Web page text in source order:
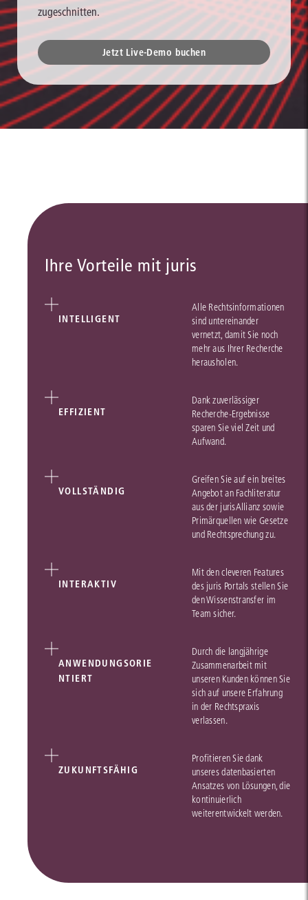
zugeschnitten.
Jetzt Live-Demo buchen
Ihre Vorteile mit juris
INTELLIGENT
Alle Rechtsinformationen
sind untereinander
vernetzt, damit Sie noch
mehr aus Ihrer Recherche
herausholen.
EFFIZIENT
Dank zuverlässiger
Recherche-Ergebnisse
sparen Sie viel Zeit und
Aufwand.
VOLLSTÄNDIG
Greifen Sie auf ein breites
Angebot an Fachliteratur
aus der jurisAllianz sowie
Primärquellen wie Gesetze
und Rechtsprechung zu.
INTERAKTIV
Mit den cleveren Features
des juris Portals stellen Sie
den Wissenstransfer im
Team sicher.
ANWENDUNGSORIE
NTIERT
Durch die langjährige
Zusammenarbeit mit
unseren Kunden können Sie
sich auf unsere Erfahrung
in der Rechtspraxis
verlassen.
ZUKUNFTSFÄHIG
Profitieren Sie dank
unseres datenbasierten
Ansatzes von Lösungen, die
kontinuierlich
weiterentwickelt werden.